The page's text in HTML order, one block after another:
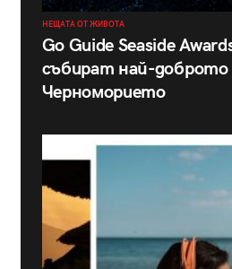
НЕЩАТА ОТ ЖИВОТА
Go Guide Seaside
събират най-доброто
Черноморието